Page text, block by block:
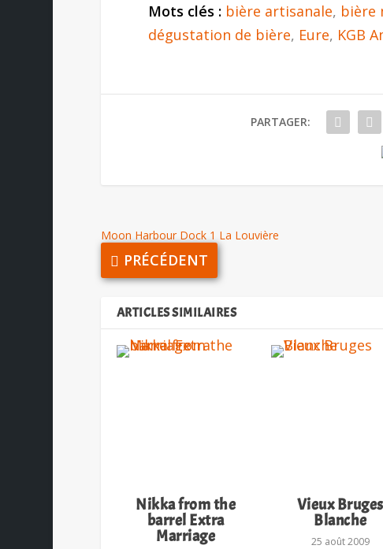
Mots clés : bière artisanale, bière
dégustation de bière, Eure, KGB
PARTAGER:
Moon Harbour Dock 1 La Louvière
PRÉCÉDENT
ARTICLES SIMILAIRES
Nikka from the
barrel Extra
Marriage
Vieux Bruges
Blanche
25 août 2009